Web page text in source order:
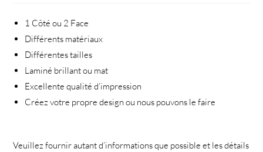
1 Côté ou 2 Face
Différents matériaux
Différentes tailles
Laminé brillant ou mat
Excellente qualité d’impression
Créez votre propre design ou nous pouvons le faire
Veuillez fournir autant d’informations que possible et les détails